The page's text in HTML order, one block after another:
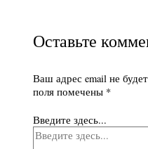
Оставьте
Ваш адрес email не
поля помечены *
Введите здесь...